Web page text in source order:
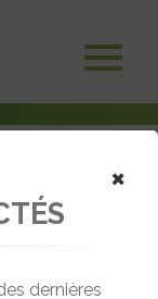
finition
×
dernières